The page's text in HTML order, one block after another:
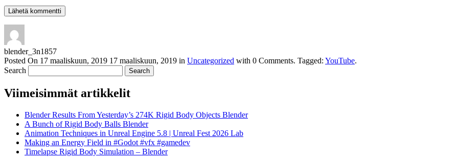
blender_3n1857
Posted On 17 maaliskuun, 2019 17 maaliskuun, 2019 in Uncategorized with 0 Comments. Tagged: YouTube.
Search
Viimeisimmät artikkelit
Blender Results From Yesterday’s 274K Rigid Body Objects Blender
A Bunch of Rigid Body Balls Blender
Animation Techniques in Unreal Engine 5.8 | Unreal Fest 2026 Lab
Making an Energy Field in #Godot #vfx #gamedev
Timelapse Rigid Body Simulation – Blender